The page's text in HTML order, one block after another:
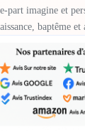
part imagine et
baptême et